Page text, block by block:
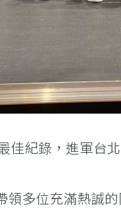
佳紀錄，進軍台
領多位充滿熱誠